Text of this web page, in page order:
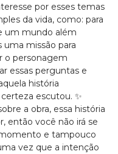
por esses temas
da vida, como: para
um mundo além
uma missão para
o personagem
essas perguntas e
história
escutou. ✨
a obra, essa história
então você não irá se
e tampouco
vez que a intenção